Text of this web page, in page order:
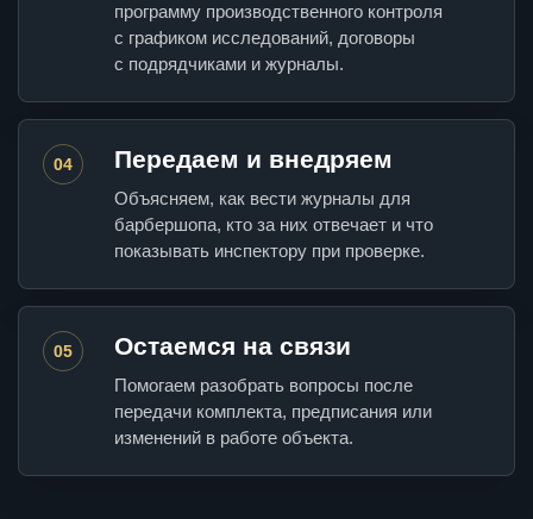
программу производственного контроля
с графиком исследований, договоры
с подрядчиками и журналы.
04 Передаем и внедряем
Объясняем, как вести журналы для
барбершопа, кто за них отвечает и что
показывать инспектору при проверке.
05 Остаемся на связи
Помогаем разобрать вопросы после
передачи комплекта, предписания или
изменений в работе объекта.